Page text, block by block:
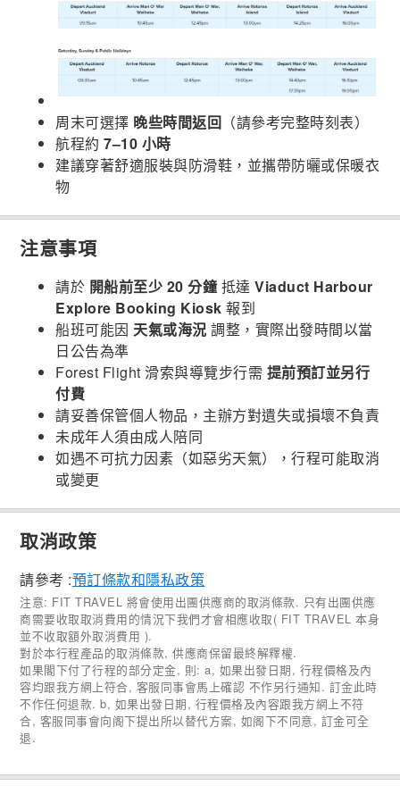
周末可選擇 晚些時間返回 （請參考完整時刻表）
航程約7–10 小時
建議穿著舒適服裝與防滑鞋，並攜帶防曬或保暖衣
物
注意事項
請於 開船前至少 20 分鐘抵達Viaduct Harbour
Explore Booking Kiosk 報到
船班可能因 天氣或海況 調整，實際出發時間以當
日公告為準
Forest Flight 滑索與導覽步行需 提前預訂並另行
付費
請妥善保管個人物品，主辦方對遺失或損壞不負責
未成年人須由成人陪同
如遇不可抗力因素（如惡劣天氣），行程可能取消
或變更
取消政策
請參考 :預訂條款和隱私政策
注意: FIT TRAVEL 將會使用出團供應商的取消條款. 只有出團供應
商需要收取取消費用的情況下我們才會相應收取( FIT TRAVEL 本身
並不收取額外取消費用 ).
對於本行程產品的取消條款, 供應商保留最終解釋權.
如果閣下付了行程的部分定金, 則: a, 如果出發日期, 行程價格及內
容均跟我方網上符合, 客服同事會馬上確認 不作另行通知. 訂金此時
不作任何退款. b, 如果出發日期, 行程價格及內容跟我方網上不符
合, 客服同事會向阁下提出所以替代方案, 如阁下不同意, 訂金可全
退.